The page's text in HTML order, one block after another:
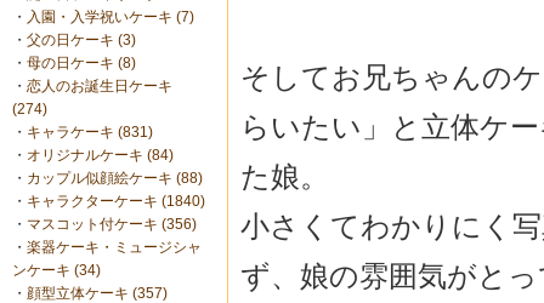
・ 入園・入学祝いケーキ (7)
・ 父の日ケーキ (3)
・ 母の日ケーキ (8)
・ 恋人のお誕生日ケーキ
(274)
・ キャラケーキ (831)
・ オリジナルケーキ (84)
・ カップル似顔絵ケーキ (88)
・ キャラクターケーキ (1840)
・ マスコット付ケーキ (356)
・ 楽器ケーキ・ミュージシャ
ンケーキ (34)
・ 顔型立体ケーキ (357)
そしてお兄ちゃんの
らいたい」と立体ケ
た娘。
小さくてわかりにく
ず、娘の雰囲気がと